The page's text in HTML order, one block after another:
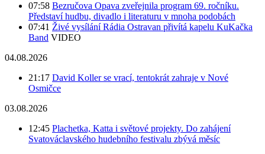
07:58 Bezručova Opava zveřejnila program 69. ročníku.
Představí hudbu, divadlo i literaturu v mnoha podobách
07:41 Živé vysílání Rádia Ostravan přivítá kapelu KuKačka
Band VIDEO
04.08.2026
21:17 David Koller se vrací, tentokrát zahraje v Nové
Osmičce
03.08.2026
12:45 Plachetka, Katta i světové projekty. Do zahájení
Svatováclavského hudebního festivalu zbývá měsíc